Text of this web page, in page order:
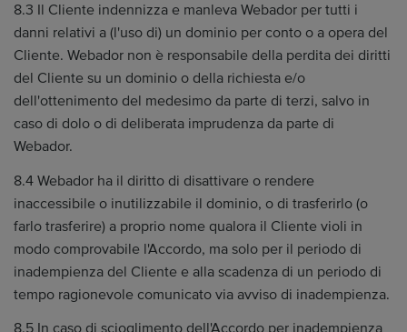
8.3 Il Cliente indennizza e manleva Webador per tutti i
danni relativi a (l'uso di) un dominio per conto o a opera del
Cliente. Webador non è responsabile della perdita dei diritti
del Cliente su un dominio o della richiesta e/o
dell'ottenimento del medesimo da parte di terzi, salvo in
caso di dolo o di deliberata imprudenza da parte di
Webador.
8.4 Webador ha il diritto di disattivare o rendere
inaccessibile o inutilizzabile il dominio, o di trasferirlo (o
farlo trasferire) a proprio nome qualora il Cliente violi in
modo comprovabile l'Accordo, ma solo per il periodo di
inadempienza del Cliente e alla scadenza di un periodo di
tempo ragionevole comunicato via avviso di inadempienza.
8.5 In caso di scioglimento dell'Accordo per inadempienza